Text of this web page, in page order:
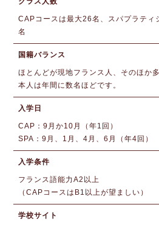
CAPコースは最大26名、スパプラティ
名
国籍バランス
ほとんどが現地フランス人、そのほか
本人は年間に数名ほどです。
入学日
CAP：9月か10月（年1回）
SPA：9月、1月、4月、6月（年4回）
入学条件
フランス語能力A2以上
（CAPコースはB1以上が望ましい）
学校サイト